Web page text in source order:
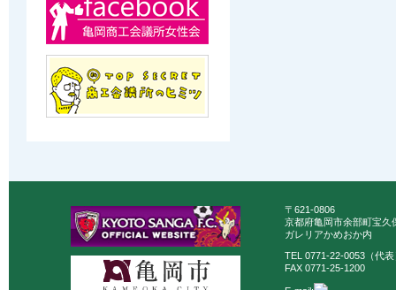
〒621-0806
京都府亀岡市余部町宝久
ガレリアかめおか内
TEL 0771-22-0053（代表
FAX 0771-25-1200